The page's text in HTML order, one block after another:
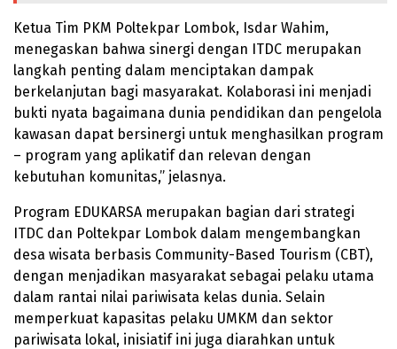
Ketua Tim PKM Poltekpar Lombok, Isdar Wahim,
menegaskan bahwa sinergi dengan ITDC merupakan
langkah penting dalam menciptakan dampak
berkelanjutan bagi masyarakat. Kolaborasi ini menjadi
bukti nyata bagaimana dunia pendidikan dan pengelola
kawasan dapat bersinergi untuk menghasilkan program
– program yang aplikatif dan relevan dengan
kebutuhan komunitas,” jelasnya.
Program EDUKARSA merupakan bagian dari strategi
ITDC dan Poltekpar Lombok dalam mengembangkan
desa wisata berbasis Community-Based Tourism (CBT),
dengan menjadikan masyarakat sebagai pelaku utama
dalam rantai nilai pariwisata kelas dunia. Selain
memperkuat kapasitas pelaku UMKM dan sektor
pariwisata lokal, inisiatif ini juga diarahkan untuk